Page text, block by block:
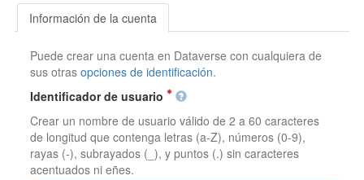
Información de la cuenta
Puede crear una cuenta en Dataverse con cualquiera de
sus otrasopciones de identificación.
Identificador de usuario
Crear un nombre de usuario válido de 2 a 60 caracteres
de longitud que contenga letras (a-Z), números (0-9),
rayas (-), subrayados (_), y puntos (.) sin caracteres
acentuados ni eñes.